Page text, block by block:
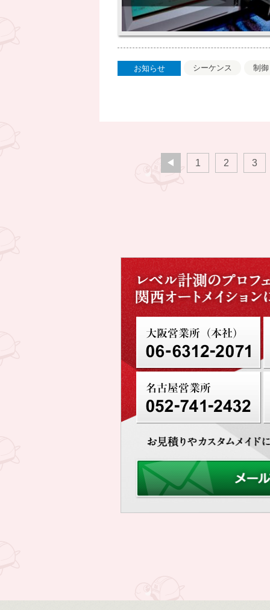
お知らせ シーケンス 制御
1 2 3